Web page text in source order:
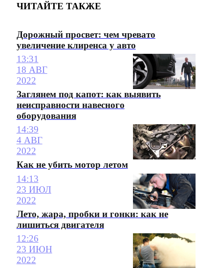
ЧИТАЙТЕ ТАКЖЕ
Дорожный просвет: чем чревато
увеличение клиренса у авто
13:31
18 АВГ
2022
Заглянем под капот: как выявить
неисправности навесного
оборудования
14:39
4 АВГ
2022
Как не убить мотор летом
14:13
23 ИЮЛ
2022
Лето, жара, пробки и гонки: как не
лишиться двигателя
12:26
23 ИЮН
2022